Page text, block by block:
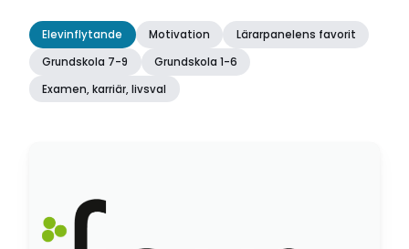
Elevinflytande Motivation
Lärarpanelens favorit
Grundskola 7-9
Grundskola 1-6
Examen, karriär, livsval